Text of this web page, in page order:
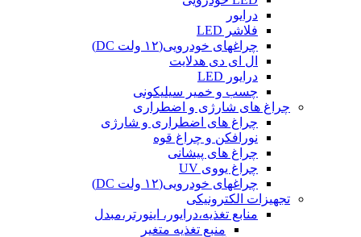
درایور
فلاشر LED
چراغهای خودرویی(۱۲ ولت DC)
ال ای دی هدلایت
درایور LED
چسب و خمیر سیلیکونی
چراغ های شارژی و اضطراری
چراغ های اضطراری و شارژی
نورافکن و چراغ قوه
چراغ های پیشانی
چراغ یووی UV
چراغهای خودرویی(۱۲ ولت DC)
تجهیزات الکترونیکی
منابع تغذیه،درایور، اینورتر،مبدل
منبع تغذیه متغیر